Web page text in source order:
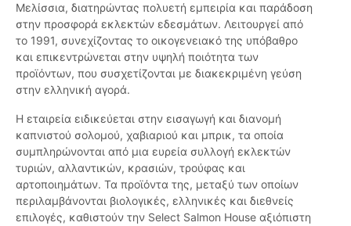
Μελίσσια, διατηρώντας πολυετή εμπειρία και παράδοση
στην προσφορά εκλεκτών εδεσμάτων. Λειτουργεί από
το 1991, συνεχίζοντας το οικογενειακό της υπόβαθρο
και επικεντρώνεται στην υψηλή ποιότητα των
προϊόντων, που συσχετίζονται με διακεκριμένη γεύση
στην ελληνική αγορά.
Η εταιρεία ειδικεύεται στην εισαγωγή και διανομή
καπνιστού σολομού, χαβιαριού και μπρικ, τα οποία
συμπληρώνονται από μια ευρεία συλλογή εκλεκτών
τυριών, αλλαντικών, κρασιών, τρούφας και
αρτοποιημάτων. Τα προϊόντα της, μεταξύ των οποίων
περιλαμβάνονται βιολογικές, ελληνικές και διεθνείς
επιλογές, καθιστούν την Select Salmon House αξιόπιστη